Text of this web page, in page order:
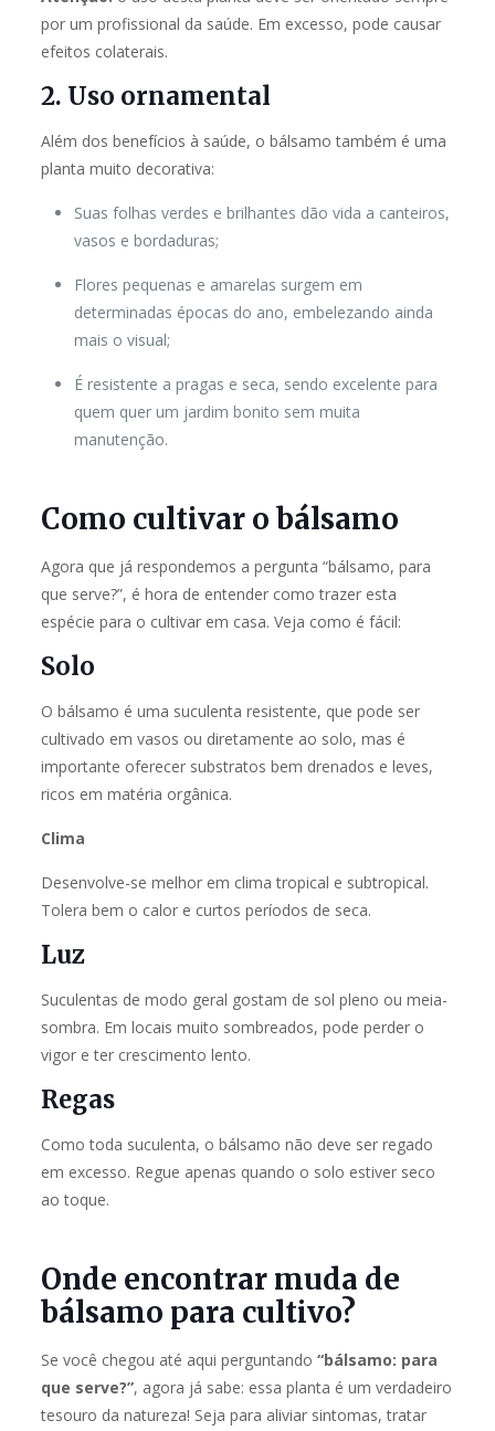
por um profissional da saúde. Em excesso, pode causar
efeitos colaterais.
2. Uso ornamental
Além dos benefícios à saúde, o bálsamo também é uma
planta muito decorativa:
Suas folhas verdes e brilhantes dão vida a canteiros,
vasos e bordaduras;
Flores pequenas e amarelas surgem em
determinadas épocas do ano, embelezando ainda
mais o visual;
É resistente a pragas e seca, sendo excelente para
quem quer um jardim bonito sem muita
manutenção.
Como cultivar o bálsamo
Agora que já respondemos a pergunta “bálsamo, para
que serve?”, é hora de entender como trazer esta
espécie para o cultivar em casa. Veja como é fácil:
Solo
O bálsamo é uma suculenta resistente, que pode ser
cultivado em vasos ou diretamente ao solo, mas é
importante oferecer substratos bem drenados e leves,
ricos em matéria orgânica.
Clima
Desenvolve-se melhor em clima tropical e subtropical.
Tolera bem o calor e curtos períodos de seca.
Luz
Suculentas de modo geral gostam de sol pleno ou meia-
sombra. Em locais muito sombreados, pode perder o
vigor e ter crescimento lento.
Regas
Como toda suculenta, o bálsamo não deve ser regado
em excesso. Regue apenas quando o solo estiver seco
ao toque.
Onde encontrar muda de
bálsamo para cultivo?
Se você chegou até aqui perguntando “bálsamo: para
que serve?”, agora já sabe: essa planta é um verdadeiro
tesouro da natureza! Seja para aliviar sintomas, tratar